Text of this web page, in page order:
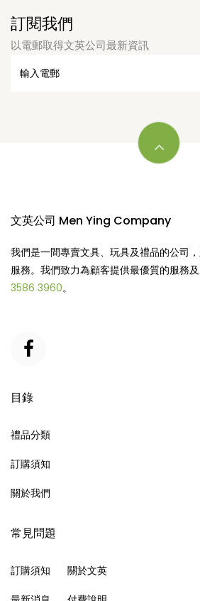
訂閱我們
以電郵取得文英公司最新資訊
文英公司 Men Ying Company
我們是一間專賣文具、玩具及禮品的公司
服務。我們致力為顧客提供最優質的服務
3586 3960。
目錄
禮品分類
訂購須知
關於我們
常見問題
訂購須知 關於文英